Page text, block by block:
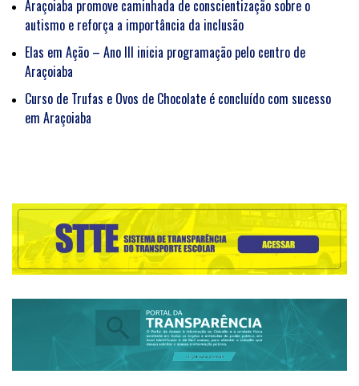
Araçoiaba promove caminhada de conscientização sobre o
autismo e reforça a importância da inclusão
Elas em Ação – Ano III inicia programação pelo centro de
Araçoiaba
Curso de Trufas e Ovos de Chocolate é concluído com sucesso
em Araçoiaba